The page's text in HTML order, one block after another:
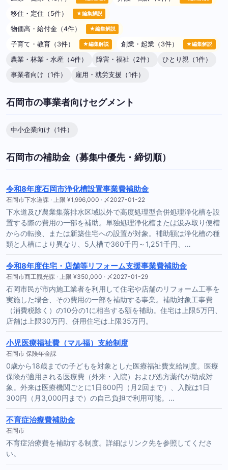
移住・定住（5件） ★編集解説
物価高・給付金（4件） ★編集解説
子育て・教育（3件） ★編集解説 創業・起業（3件） ★編集解説
農業・林業・水産（4件） 障害・福祉（2件）
ひとり親（1件）
事業者向け（1件）
雇用・就労支援（1件）
石岡市の事業者向けセグメント
中小企業向け（1件）
石岡市の補助金（募集中優先・締切順）
令和8年度石岡市浄化槽設置事業費補助金
石岡市下水道課 · 上限 ¥1,996,000 · 〆2027-01-22
下水道及び農業集落排水区域以外で高度処理型合併処理浄化槽を設
置する際の費用の一部を補助。単独処理浄化槽または汲み取り便槽
からの転換、または新築住宅への設置が対象。補助額は浄化槽の種
類と人槽により異なり、5人槽で360千円～1,251千円、…
令和8年度住宅・店舗等リフォーム支援事業費補助金
石岡市商工観光課 · 上限 ¥350,000 · 〆2027-01-29
石岡市民が市内施工業者を利用して住宅や店舗のリフォーム工事を
実施した場合、その費用の一部を補助する事業。補助対象工事費
（消費税除く）の10分の1に相当する額を補助。住宅は上限5万円、
店舗は上限30万円、併用住宅は上限35万円。
小児医療福祉費（マル福）支給制度
石岡市 保険年金課
0歳から18歳までの子どもを対象とした医療福祉費支給制度。医療
保険が適用される医療費（外来・入院）および処方薬代が助成対
象。外来は医療機関ごとに1日600円（月2回まで）、入院は1日
300円（月3,000円まで）の自己負担で利用可能。…
不育症治療費補助金
石岡市
不育症治療費を補助する制度。詳細はリンク先を参照してくださ
い。